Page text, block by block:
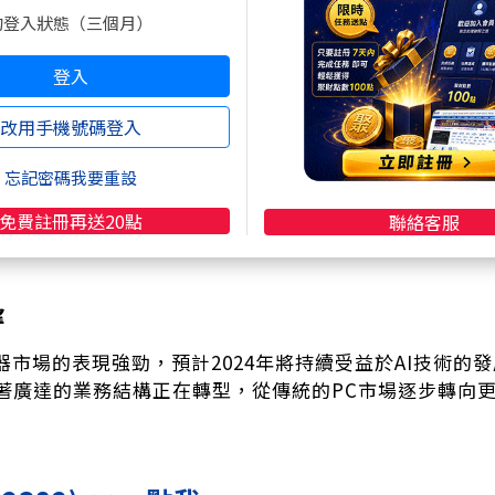
達的負債比例為75.97%，這在行業中屬於較高水平，
本益比為20.87，低於同業平均的72.06，顯示出廣達
的現金股利為每股9元，殖利率約為3.07%，這對於尋
市場的表現強勁，預計2024年將持續受益於AI技術的
廣達的業務結構正在轉型，從傳統的PC市場逐步轉向
入狀態（三個月）
登入
改用手機號碼登入
忘記密碼我要重設
費註冊再送20點 聯絡客服